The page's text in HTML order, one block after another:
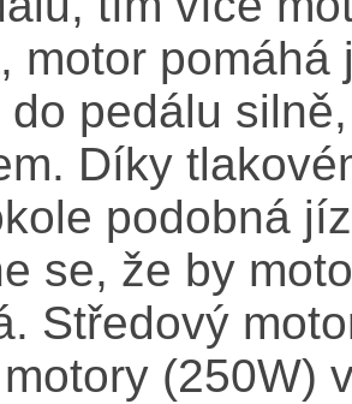
motor
pedálu
Díky
podobná
se, že by
Středový
(250W)